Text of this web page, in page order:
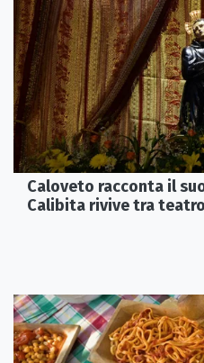
Caloveto racconta il
Calibita rivive tra